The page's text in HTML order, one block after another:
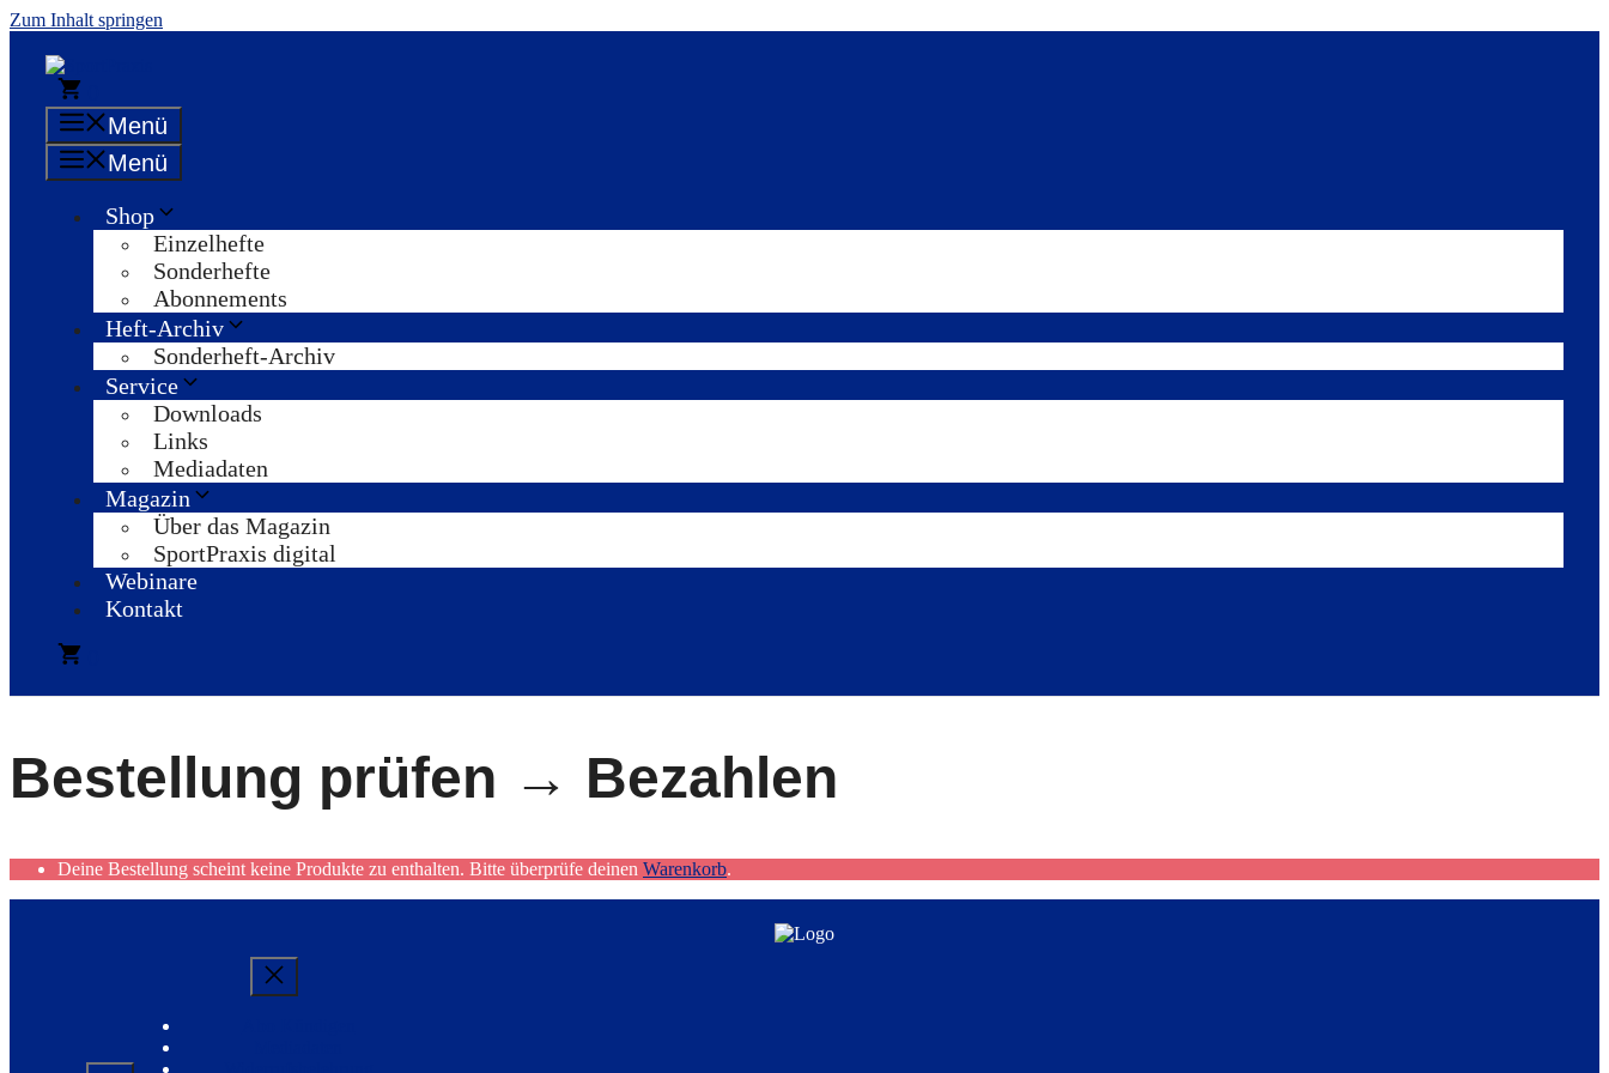
Zum Inhalt springen
Menü
Menü
Shop
Einzelhefte
Sonderhefte
Abonnements
Heft-Archiv
Sonderheft-Archiv
Service
Downloads
Links
Mediadaten
Magazin
Über das Magazin
SportPraxis digital
Webinare
Kontakt
Bestellung prüfen → Bezahlen
Deine Bestellung scheint keine Produkte zu enthalten. Bitte überprüfe deinen Warenkorb.